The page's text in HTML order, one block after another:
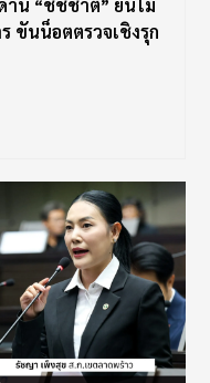
ขันน็อตตรวจเชิงรุก